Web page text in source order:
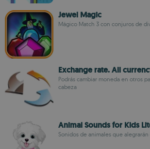
Jewel Magic
Mágico Match 3 con conjuros de
Exchange rate. All
Podrás cambiar moneda en otros
cabeza
Animal Sounds for Kids
Sonidos de animales que